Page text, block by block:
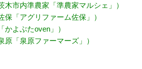
木市内準農家「準農家マルシェ」）
保「アグリファーム佐保」）
かよぶたoven」）
原「泉原ファーマーズ」）